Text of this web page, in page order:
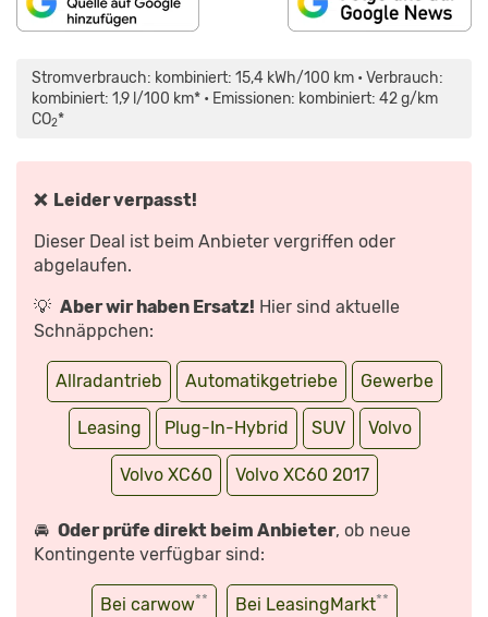
Stromverbrauch: kombiniert: 15,4 kWh/100 km • Verbrauch:
kombiniert: 1,9 l/100 km* • Emissionen: kombiniert: 42 g/km
CO2*
❌ Leider verpasst!
Dieser Deal ist beim Anbieter vergriffen oder
abgelaufen.
💡 Aber wir haben Ersatz! Hier sind aktuelle
Schnäppchen:
Allradantrieb Automatikgetriebe Gewerbe
Leasing Plug-In-Hybrid SUV Volvo
Volvo XC60 Volvo XC60 2017
🚘 Oder prüfe direkt beim Anbieter, ob neue
Kontingente verfügbar sind:
Bei carwow** Bei LeasingMarkt**
GEGEN
AUDI
UND
MERCEDES
–
STELLT
VON
YOUTUBE
ANZEIGEN